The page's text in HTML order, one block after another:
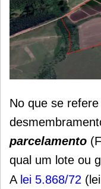
No que se
parcelamento
qual um lote ou
A lei 5.868/72